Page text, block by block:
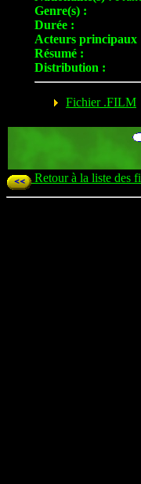
Genre(s) :
Durée :
Acteurs principaux
Résumé :
Distribution :
Fichier .FILM
Retour à la liste des